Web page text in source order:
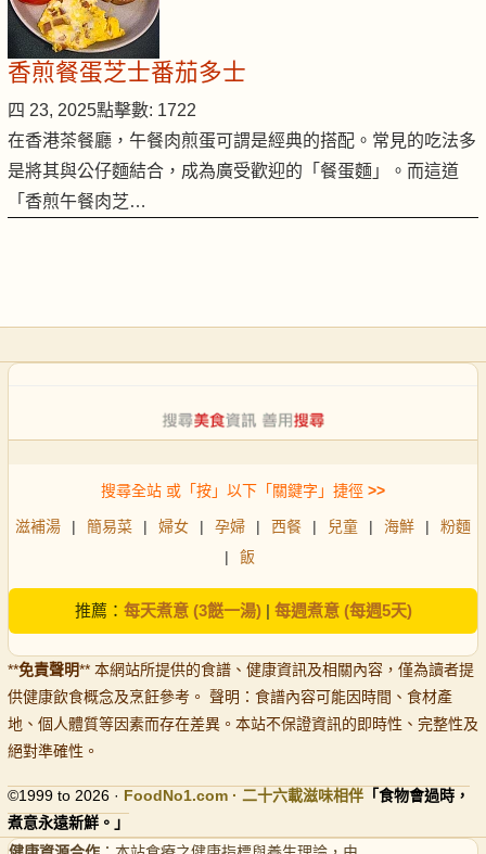
香煎餐蛋芝士番茄多士
四 23, 2025點擊數: 1722
在香港茶餐廳，午餐肉煎蛋可謂是經典的搭配。常見的吃法多
是將其與公仔麵結合，成為廣受歡迎的「餐蛋麵」。而這道
「香煎午餐肉芝…
搜尋全站 或「按」以下「關鍵字」捷徑 >>
滋補湯 | 簡易菜 | 婦女 | 孕婦 | 西餐 | 兒童 | 海鮮 |
粉麵
|
飯
推薦： 每天煮意 (3餸一湯)| 每週煮意 (每週5天)
**免責聲明** 本網站所提供的食譜、健康資訊及相關內容，僅為讀者提
供健康飲食概念及烹飪參考。 聲明：食譜內容可能因時間、食材產
地、個人體質等因素而存在差異。本站不保證資訊的即時性、完整性及
絕對準確性。
©1999 to 2026 · FoodNo1.com · 二十六載滋味相伴 「食物會過時，
煮意永遠新鮮。」